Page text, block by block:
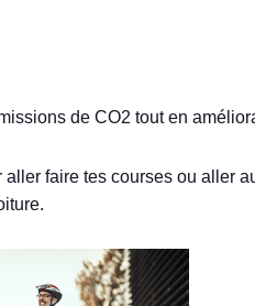
de CO2 tout en
faire tes courses ou aller